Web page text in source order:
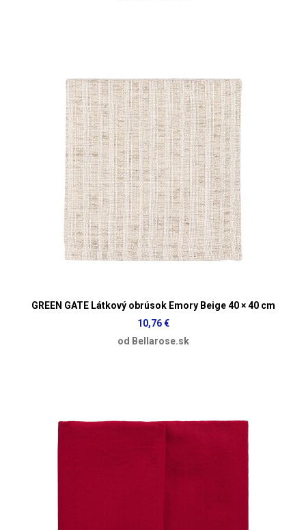
GREEN GATE Látkový obrúsok Emory Beige 40 × 40 cm
10,76 €
od Bellarose.sk